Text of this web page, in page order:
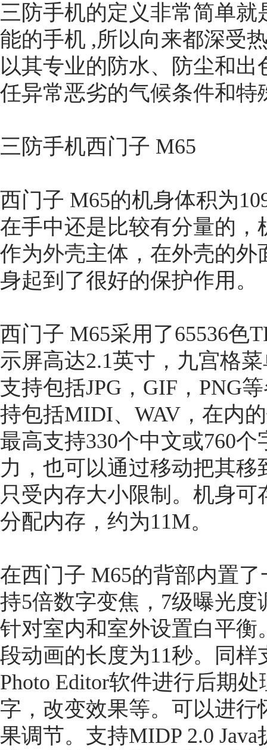
三防手机的定义非常简单
能的手机 ,所以向来都深受
以其专业的防水、防尘和
任异常恶劣的气候条件和特
三防手机西门子 M65
西门子 M65的机身体积为
在手中还是比较有分量的
作为外壳主体，在外壳的外
身起到了很好的保护作用。
西门子 M65采用了65536色
示屏高达2.1英寸，九宫格
支持包括JPG，GIF，PNG
持包括MIDI、WAV，在内
最高支持330个中文或760
力，也可以通过移动把其
只受内存大小限制。机身
分配内存，约为11M。
在西门子 M65的背部内置
持5倍数字变焦，7级曝光
针对室内和室外设置白平衡
段动画的长度为11秒。同
Photo Editor软件进行后期
字，改变效果等。可以进
果调节。支持MIDP 2.0